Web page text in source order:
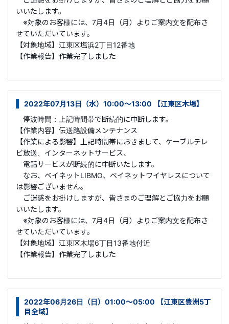
いいたします。
※対象のお客様には、7月4日（月）よりご案内文を配布さ
せていただいています。
【対象地域】江東区塩浜2丁目12番地
【作業報告】作業完了しました
2022年07月13日（水）10:00～13:00 【江東区木場】
停波時間：上記時間帯で断続的に中断します。
【作業内容】伝送路設備メンテナンス
【作業による影響】上記時間帯におきまして、ケーブルテレ
ビ放送、インターネットサービス、
電話サービスが断続的に中断いたします。
なお、ベイネットLIBMO、ベイネットワイヤレスについて
は影響ございません。
ご迷惑をお掛けしますが、皆さまのご理解とご協力をお願
いいたします。
※対象のお客様には、7月4日（月）よりご案内文を配布さ
せていただいています。
【対象地域】江東区木場6丁目13番地付近
【作業報告】作業完了しました
2022年06月26日（日）01:00～05:00 【江東区豊洲5丁
目全域】